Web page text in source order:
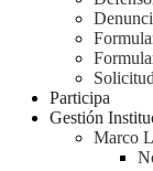
Participa
Gestión
Marco